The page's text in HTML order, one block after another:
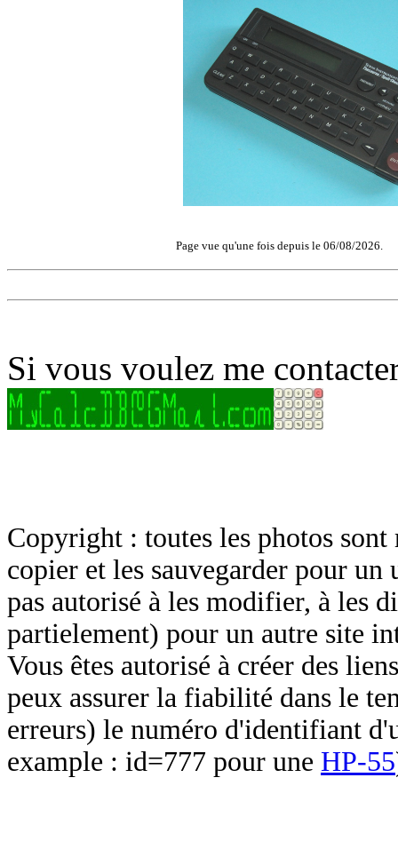
Page vue qu'une fois depuis le 06/08/2026.
Si vous voulez me
Copyright : toutes les photos sont
copier et les sauvegarder pour un
pas autorisé à les modifier, à les
partielement) pour un autre site
Vous êtes autorisé à créer des
peux assurer la fiabilité dans le
erreurs) le numéro d'identifiant
example : id=777 pour une HP-55